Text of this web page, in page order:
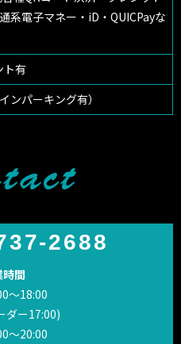
系電子マネー・iD・QUICPayな
ト有
ンパーキング有）
2688
時間
～18:00
ダー17:00)
〜20:00